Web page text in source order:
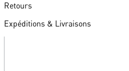
Retours
Expéditions & Livraisons